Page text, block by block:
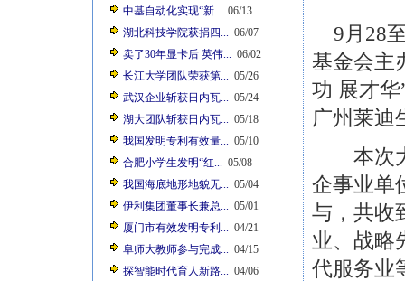
中基自动化实现“新... 06/13
湖北科技学院获捐四... 06/07
卖了30年显卡后 英伟... 06/02
长江大学团队荣获第... 05/26
武汉企业斩获日内瓦... 05/24
湖大团队斩获日内瓦... 05/18
我国发明专利有效量... 05/10
合肥小学生发明“红... 05/08
我国海底地形地貌无... 05/04
伊利集团董事长兼总... 05/01
厦门市有效发明专利... 04/21
阜师大教师参与完成... 04/15
探智能时代育人新路... 04/06
9月28
基金会主
功 展才
广州莱迪
本次大
企事业单
与，共收
业、战略
代服务业